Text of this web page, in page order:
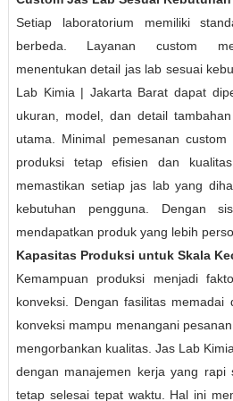
Setiap laboratorium memiliki
berbeda. Layanan custom
menentukan detail jas lab sesuai
Lab Kimia | Jakarta Barat dapat
ukuran, model, dan detail
utama. Minimal pemesanan
produksi tetap efisien dan
memastikan setiap jas lab yang
kebutuhan pengguna. Dengan
mendapatkan produk yang lebih
Kapasitas Produksi untuk Skala
Kemampuan produksi menjadi
konveksi. Dengan fasilitas memadai
konveksi mampu menangani
mengorbankan kualitas. Jas Lab
dengan manajemen kerja yang rapi
tetap selesai tepat waktu. Hal ini